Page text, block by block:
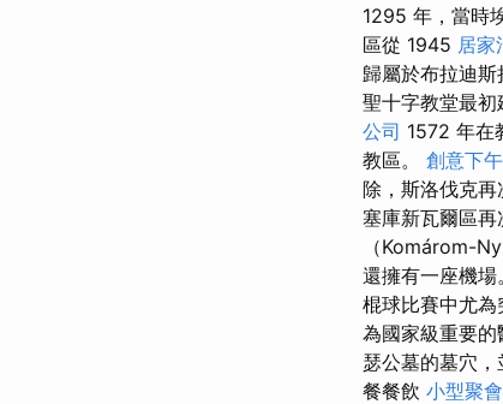
1295 年，當時
區從 1945 居家
歸屬於布拉迪
聖十字教堂最
公司 1572 年
教區。 創意下
除，斯洛伐克再
塞庫新瓦爾區再
（Komárom-
還擁有一座機場
棍球比賽中尤為
為國家級重要
瑟公墓的墓穴
餐餐飲 小型聚